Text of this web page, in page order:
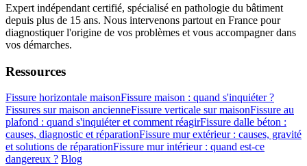
Expert indépendant certifié, spécialisé en pathologie du bâtiment
depuis plus de 15 ans. Nous intervenons partout en France pour
diagnostiquer l'origine de vos problèmes et vous accompagner dans
vos démarches.
Ressources
Fissure horizontale maisonFissure maison : quand s'inquiéter ?
Fissures sur maison ancienneFissure verticale sur maisonFissure au
plafond : quand s'inquiéter et comment réagirFissure dalle béton :
causes, diagnostic et réparationFissure mur extérieur : causes, gravité
et solutions de réparationFissure mur intérieur : quand est-ce
dangereux ? Blog